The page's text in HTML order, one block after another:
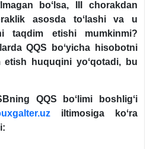
boʻlsa, III chorakdan
asosda toʻlashi va u
taqdim etishi mumkinmi?
QQS boʻyicha hisobotni
etish huquqini yoʻqotadi, bu
QQS boʻlimi boshligʻi
iltimosiga koʻra